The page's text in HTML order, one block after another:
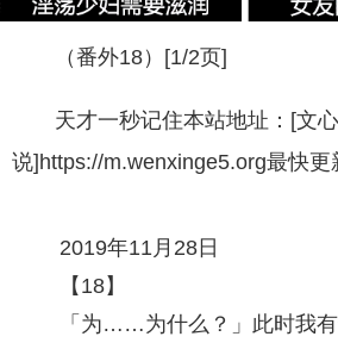
（番外18）[1/2页]
天才一秒记住本站地址：[文
说]https://m.wenxinge5.org最快更
2019年11月28日
【18】
「为……为什么？」此时我有